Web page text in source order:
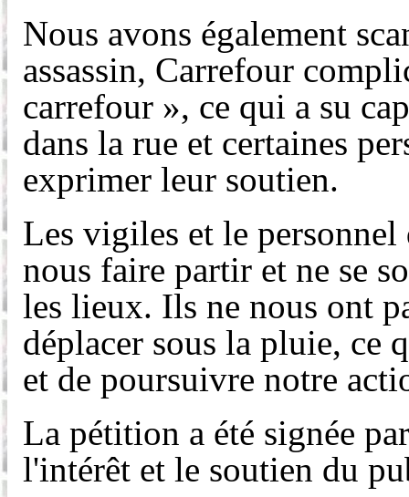
Nous avons également
assassin, Carrefour
carrefour », ce qui a su
dans la rue et certaines
exprimer leur soutien.
Les vigiles et le personnel
nous faire partir et ne se
les lieux. Ils ne nous ont
déplacer sous la pluie, ce
et de poursuivre notre
La pétition a été signée
l'intérêt et le soutien du